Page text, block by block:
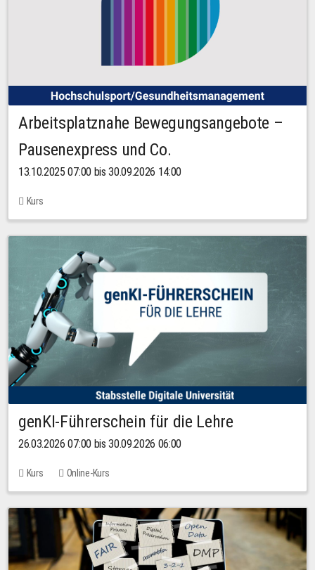
Arbeitsplatznahe Bewegungsangebote –
Pausenexpress und Co.
13.10.2025 07:00 bis 30.09.2026 14:00
Kurs
genKI-Führerschein für die Lehre
26.03.2026 07:00 bis 30.09.2026 06:00
Kurs Online-Kurs